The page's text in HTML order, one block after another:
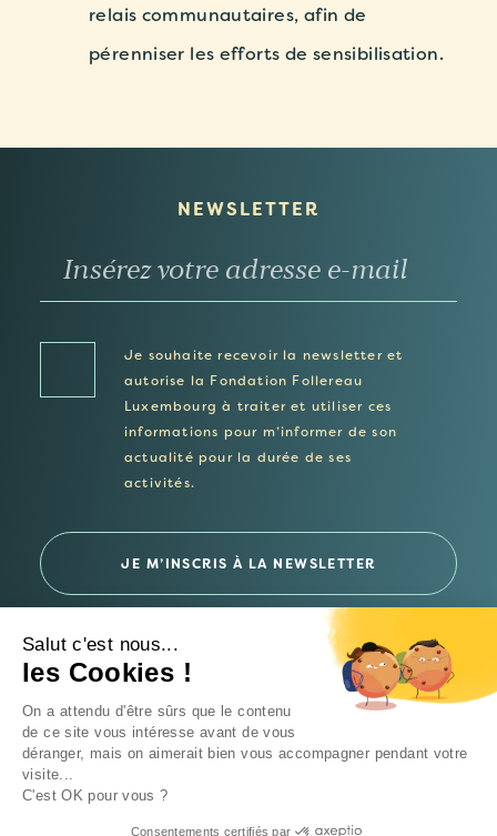
relais communautaires, afin de
pérenniser les efforts de sensibilisation.
NEWSLETTER
Je souhaite recevoir la newsletter et
autorise la Fondation Follereau
Luxembourg à traiter et utiliser ces
informations pour m’informer de son
actualité pour la durée de ses
activités.
Politique de confidentialité
Un site Intrépide Studio
Salut c'est nous...
les Cookies !
On a attendu d'être sûrs que le contenu
de ce site vous intéresse avant de vous
déranger, mais on aimerait bien vous accompagner pendant votre
visite...
C'est OK pour vous ?
Consentements certifiés par